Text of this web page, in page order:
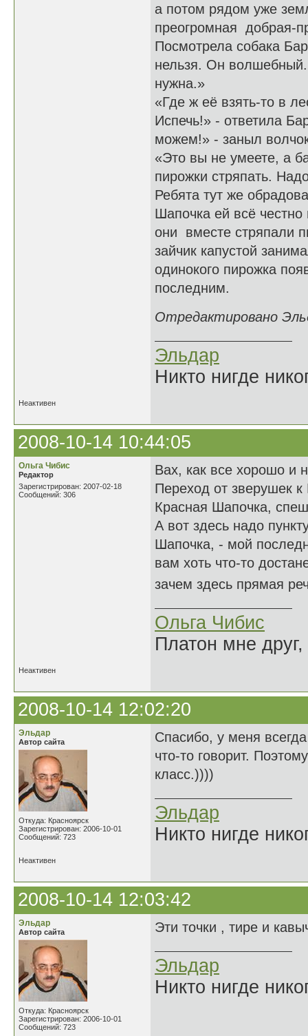
а потом рядом уже
преогромная добрая-
Посмотрела собака
нельзя. Он волшебный.
нужна.»
«Где ж её взять-то в
Испечь!» - ответила
можем!» - заныл
«Это вы не умеете, а
пирожки стряпать.
Ребята тут же
Шапочка ей всё
они вместе стряпали
зайчик капустой
одинокого пирожка
последним.
Отредактировано
Эльдар
Никто нигде
Неактивен
2008-10-14 10:44:05
Ольга Чибис
Редактор
Зарегистрирован: 2007-02-18
Сообщений: 306
Вах, как все хорошо и
Переход от зверушек
Красная Шапочка,
А вот здесь надо
Шапочка, - мой
вам хоть что-то
зачем здесь прямая
Ольга Чибис
Платон мне
Неактивен
2008-10-14 12:02:20
Эльдар
Автор сайта
Откуда: Красноярск
Зарегистрирован: 2006-10-01
Сообщений: 723
Спасибо, у меня
что-то говорит.
класс.))))
Эльдар
Никто нигде
Неактивен
2008-10-14 12:03:42
Эльдар
Автор сайта
Откуда: Красноярск
Зарегистрирован: 2006-10-01
Сообщений: 723
Эти точки , тире и
Эльдар
Никто нигде